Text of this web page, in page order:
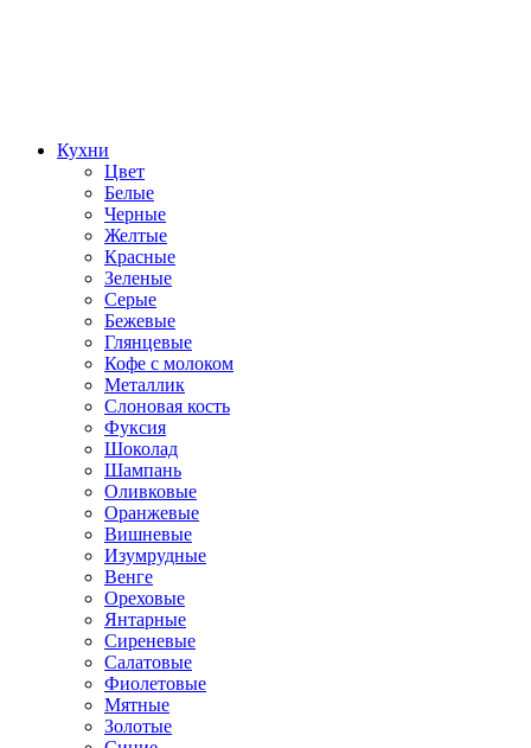
Кухни
Цвет
Белые
Черные
Желтые
Красные
Зеленые
Серые
Бежевые
Глянцевые
Кофе с молоком
Металлик
Слоновая кость
Фуксия
Шоколад
Шампань
Оливковые
Оранжевые
Вишневые
Изумрудные
Венге
Ореховые
Янтарные
Сиреневые
Салатовые
Фиолетовые
Мятные
Золотые